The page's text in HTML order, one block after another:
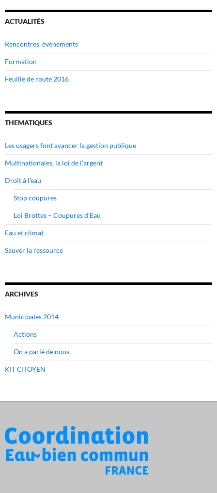
ACTUALITÉS
Rencontres, événements
Formation
Feuille de route 2016
THEMATIQUES
Les usagers font avancer la gestion publique
Multinationales, la loi de l’argent
Droit à l’eau
Stop coupures
Loi Brottes – Coupures d’Eau
Eau et climat
Sauver la ressource
ARCHIVES
Municipales 2014
Actions
On a parlé de nous
KIT CITOYEN